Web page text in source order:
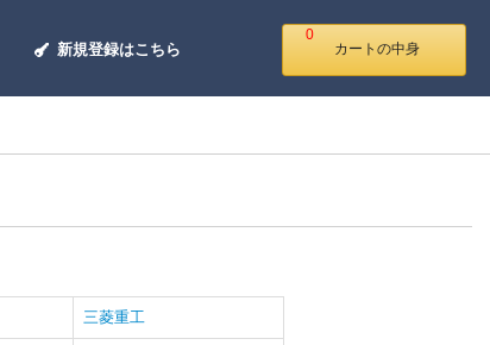
0
カートの中身
新規登録はこちら
三菱重工